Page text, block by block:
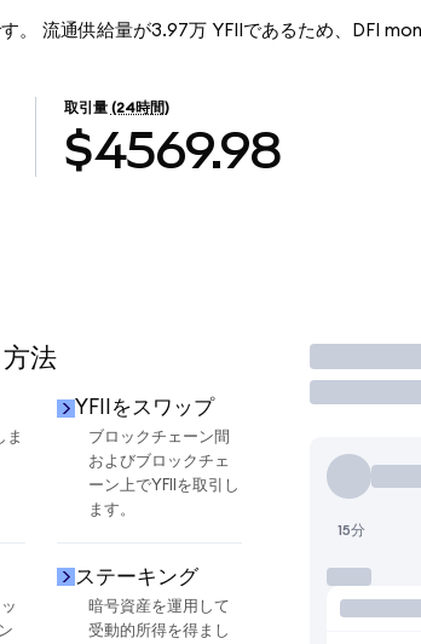
。 流通供給量が3.97万 YFIIであるため、DFI
取引量 (24時間)
$4569.98
法
ま
YFIIをスワップ
ブロックチェーン間
およびブロックチェ
ーン上でYFIIを取引し
ます。
ステーキング
暗号資産を運用して
受動的所得を得まし
取引
15分